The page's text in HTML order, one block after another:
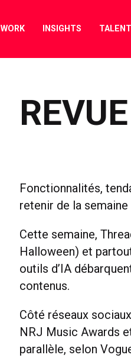
WORK INSIGHTS
Fonctionnalités,
retenir de la
Cette semaine,
Halloween) et
outils d’IA
contenus.
Côté réseaux
NRJ Music Awards
parallèle, selon